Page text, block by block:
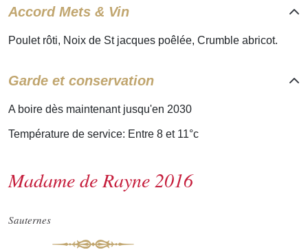
Accord Mets & Vin
Poulet rôti, Noix de St jacques poêlée, Crumble abricot.
Garde et conservation
A boire dès maintenant jusqu'en 2030
Température de service: Entre 8 et 11°c
Madame de Rayne 2016
Sauternes